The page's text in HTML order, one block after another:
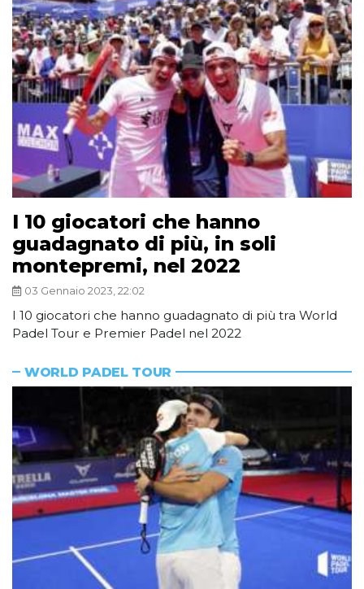
I 10 giocatori che hanno
guadagnato di più, in soli
montepremi, nel 2022
03 Gennaio 2023, 22:02
I 10 giocatori che hanno guadagnato di più tra World
Padel Tour e Premier Padel nel 2022
WORLD PADEL TOUR